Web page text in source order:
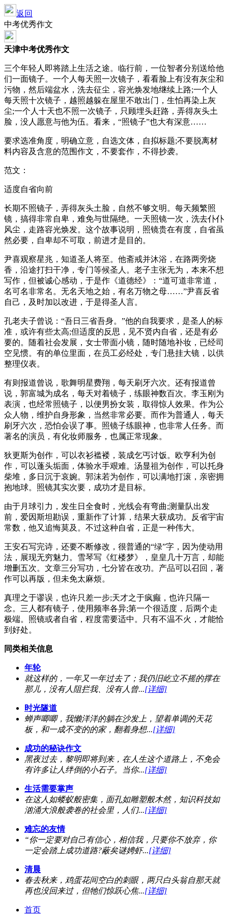
返回
中考优秀作文
天津中考优秀作文
三个年轻人即将踏上生活之途。临行前，一位智者分别送给他
们一面镜子。一个人每天照一次镜子，看看脸上有没有灰尘和
污物，然后端盆水，洗去征尘，容光焕发地继续上路;一个人
每天照十次镜子，越照越躲在屋里不敢出门，生怕再染上灰
尘;一个人十天也不照一次镜子，只顾埋头赶路，弄得灰头土
脸，没人愿意与他为伍。看来，“照镜子”也大有深意……
要求选准角度，明确立意，自选文体，自拟标题;不要脱离材
料内容及含意的范围作文，不要套作，不得抄袭。
范文：
适度自省向前
长期不照镜子，弄得灰头土脸，自然不够文明。每天频繁照
镜，搞得非常自卑，难免与世隔绝。一天照镜一次，洗去仆仆
风尘，走路容光焕发。这个故事说明，照镜贵在有度，自省虽
然必要，自卑却不可取，前进才是目的。
尹喜观察星兆，知道圣人将至。他斋戒并沐浴，在路两旁烧
香，沿途打扫干净，专门等候圣人。老子主张无为，本来不想
写作，但被诚心感动，于是作《道德经》：“道可道非常道，
名可名非常名。无名天地之始，有名万物之母……”尹喜反省
自己，及时加以改进，于是得圣人言。
孔老夫子曾说：“吾日三省吾身。”他的自我要求，是圣人的标
准，或许有些太高;但适度的反思，见不贤内自省，还是有必
要的。随着社会发展，女士带面小镜，随时随地补妆，已经司
空见惯。有的单位里面，在员工必经处，专门悬挂大镜，以供
整理仪表。
有则报道曾说，歌舞明星费翔，每天刷牙六次。还有报道曾
说，郭富城为成名，每天对着镜子，练眼神数百次。李玉刚为
表演，也经常照镜子，以便男扮女装，取得惊人效果。作为公
众人物，维护自身形象，当然非常必要。而作为普通人，每天
刷牙六次，恐怕会误了事。照镜子练眼神，也非常人任务。而
著名的演员，有化妆师服务，也属正常现象。
狄更斯为创作，可以衣衫褴褛，装成乞丐讨饭。欧亨利为创
作，可以蓬头垢面，体验水手艰难。汤显祖为创作，可以托身
柴堆，多日沉于哀婉。郭沫若为创作，可以满地打滚，亲密拥
抱地球。照镜其实次要，成功才是目标。
由于月球引力，发生日全食时，光线会有弯曲;测量队出发
前，爱因斯坦勘误，重新作了计算，结果大获成功。反省宇宙
常数，他又追悔莫及。不过这种自省，正是一种伟大。
王安石写完诗，还要不断修改，很普通的“绿”字，因为使动用
法，展现无穷魅力。雪琴写《红楼梦》，皇皇几十万言，却能
增删五次。文章三分写功，七分皆在改功。产品可以召回，著
作可以再版，但未免太麻烦。
真理之于谬误，也许只差一步;天才之于疯癫，也许只隔一
念。三人都有镜子，使用频率各异;第一个很适度，后两个走
极端。照镜或者自省，程度需要适中。只有不温不火，才能恰
到好处。
同类相关信息
年轮
就这样的，一年又一年过去了；我仍旧屹立不摇的撑在
那儿，没有人阻拦我、没有人曾...[详细]
时光隧道
蝉声唧唧，我懒洋洋的躺在沙发上，望着单调的天花
板，和一成不变的的家，翻着身想...[详细]
成功的秘诀作文
黑夜过去，黎明即将到来，在人生这个道路上，不免会
有许多让人绊倒的小石子。当你...[详细]
生活需要掌声
在这人如蝼蚁般密集，面孔如雕塑般木然，知识科技如
汹涌大浪般袭卷的社会里，人们...[详细]
难忘的友情
“你一定要对自己有信心，相信我，只要你不放弃，你
一定会踏上成功道路?蔽矣谜娉虾...[详细]
清晨
春去秋来，鸡蛋花间空白的刺眼，两只白头翁自那天就
再也没回来过，但牠们惊跃心焦...[详细]
首页